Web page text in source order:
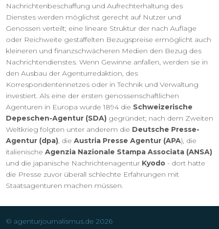
Nachrichtenbeschaffung und Aufrechterhaltung des
Dienstes werden möglichst gerecht auf Nutzer und
Genossen verteilt; eine lineare Struktur der nach Auflage
oder Reichweite gestaffelten Bezugspreise ermöglicht auch
kleineren und finanzschwächeren Medien den Bezug des
Nachrichtendienstes. Wenn Gewinne anfallen, werden sie in
den Ausbau der Agenturredaktion, des
Korrespondentennetzes oder in Technik und Verwaltung
investiert. Als eine der ersten genossenschaftlichen
Agenturen in Europa wurde 1894 die Schweizerische
Depeschen-Agentur (SDA) gegründet; nach dem Zweiten
Weltkrieg folgten unter anderem die Deutsche Presse-
Agentur (dpa), die Austria Presse Agentur (APA), die
italienische Agenzia Nazionale Stampa Associata (ANSA)
und die japanische Nachrichtenagentur Kyodo - dort hatte
die Presse zuvor überall schlechte Erfahrungen mit
Staatsagenturen machen müssen.
© agenturjournalismus.de 2026